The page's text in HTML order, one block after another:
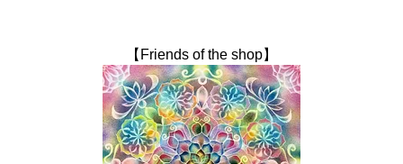
【Friends of the shop】